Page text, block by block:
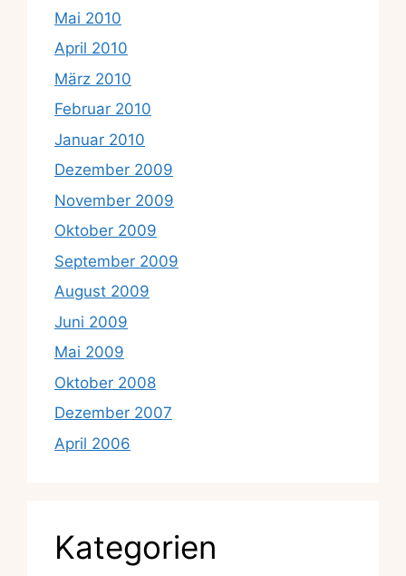
Mai 2010
April 2010
März 2010
Februar 2010
Januar 2010
Dezember 2009
November 2009
Oktober 2009
September 2009
August 2009
Juni 2009
Mai 2009
Oktober 2008
Dezember 2007
April 2006
Kategorien